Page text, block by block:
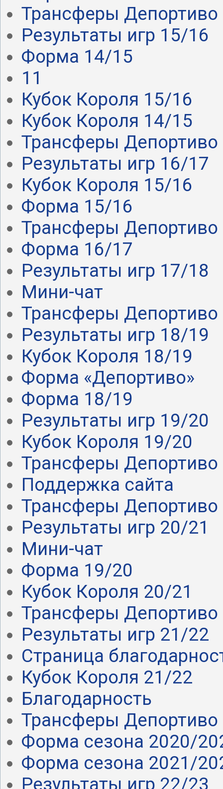
Трансферы Депортиво
Результаты игр 15/16
Форма 14/15
11
Кубок Короля 15/16
Кубок Короля 14/15
Трансферы Депортиво
Результаты игр 16/17
Кубок Короля 15/16
Форма 15/16
Трансферы Депортиво
Форма 16/17
Результаты игр 17/18
Мини-чат
Трансферы Депортиво
Результаты игр 18/19
Кубок Короля 18/19
Форма «Депортиво»
Форма 18/19
Результаты игр 19/20
Кубок Короля 19/20
Трансферы Депортиво
Поддержка сайта
Трансферы Депортиво
Результаты игр 20/21
Мини-чат
Форма 19/20
Кубок Короля 20/21
Трансферы
Результаты игр 21/22
Страница
Кубок Короля 21/22
Благодарность
Трансферы
Форма сезона 2020/
Форма сезона 2021/
Результаты игр 22/23